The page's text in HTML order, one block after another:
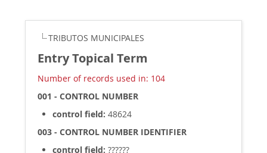
TRIBUTOS MUNICIPALES
Entry Topical Term
Number of records used in: 104
001 - CONTROL NUMBER
control field: 48624
003 - CONTROL NUMBER IDENTIFIER
control field: ??????